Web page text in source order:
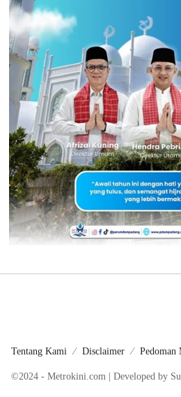
Tentang Kami Disclaimer Pedoman
©2024 - Metrokini.com | Developed by